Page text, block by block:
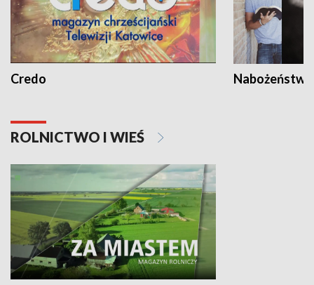
Credo
ROLNICTWO I WIEŚ